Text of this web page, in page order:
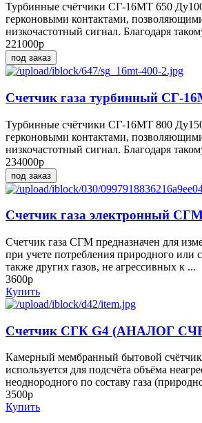
Турбинные счётчики СГ-16МТ 650
герконовыми контактами,
низкочастотный сигнал. Благодаря
221000р
под заказ
Счетчик газа турбинный СГ-
Турбинные счётчики СГ-16МТ 800
герконовыми контактами,
низкочастотный сигнал. Благодаря
234000р
под заказ
Счетчик газа электронный
Счетчик газа СГМ предназначен для
при учете потребления природного или
также других газов, не агрессивных к ...
3600р
Купить
Счетчик СГК G4 (АНАЛОГ
Камерный мембранный бытовой
используется для подсчёта объёма
неоднородного по составу газа
3500р
Купить